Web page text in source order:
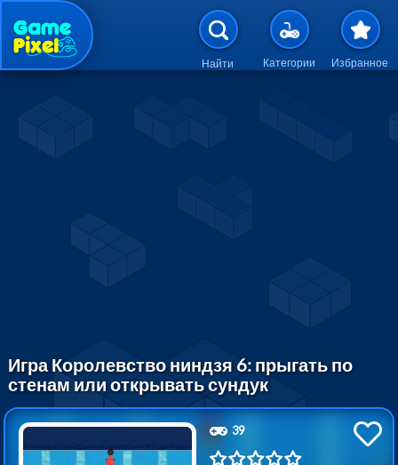
Перейти к основному
Найти Категории Избранное
Игра Королевство ниндзя 6: прыгать по
стенам или открывать сундук
39